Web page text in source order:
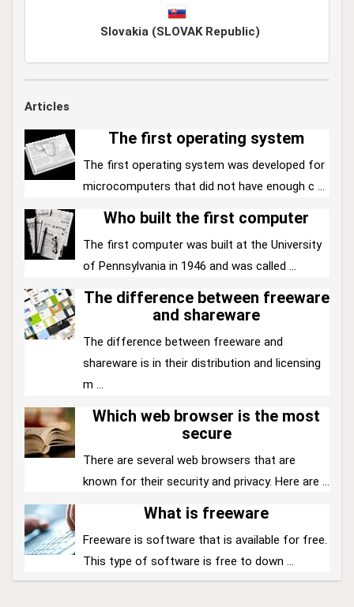
Slovakia (SLOVAK Republic)
Articles
The first operating system
The first operating system was developed for
microcomputers that did not have enough c ...
Who built the first computer
The first computer was built at the University
of Pennsylvania in 1946 and was called ...
The difference between freeware
and shareware
The difference between freeware and
shareware is in their distribution and licensing
m ...
Which web browser is the most
secure
There are several web browsers that are
known for their security and privacy. Here are ...
What is freeware
Freeware is software that is available for free.
This type of software is free to down ...